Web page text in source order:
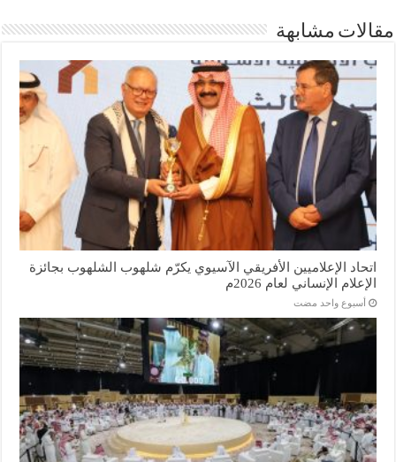
مقالات مشابهة
اتحاد الإعلاميين الأفريقي الآسيوي يكرّم شلهوب الشلهوب بجائزة
الإعلام الإنساني لعام 2026م
‏أسبوع واحد مضت